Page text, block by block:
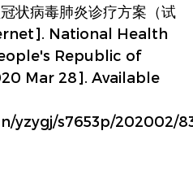
状病毒肺炎诊疗方案（试
National Health
Republic of
Mar 28]. Available
yzygj/s7653p/202002/